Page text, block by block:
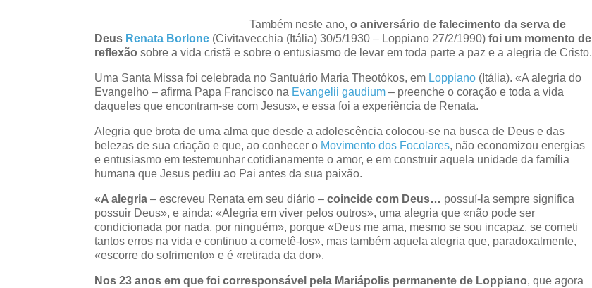
Também neste ano,o aniversário de falecimento da serva de
Deus Renata Borlone (Civitavecchia (Itália) 30/5/1930 – Loppiano 27/2/1990)foi um momento de
reflexão sobre a vida cristã e sobre o entusiasmo de levar em toda parte a paz e a alegria de Cristo.
Uma Santa Missa foi celebrada no Santuário Maria Theotókos, em Loppiano (Itália). «A alegria do
Evangelho – afirma Papa Francisco na Evangelii gaudium – preenche o coração e toda a vida
daqueles que encontram-se com Jesus», e essa foi a experiência de Renata.
Alegria que brota de uma alma que desde a adolescência colocou-se na busca de Deus e das
belezas de sua criação e que, ao conhecer o Movimento dos Focolares, não economizou energias
e entusiasmo em testemunhar cotidianamente o amor, e em construir aquela unidade da família
humana que Jesus pediu ao Pai antes da sua paixão.
«A alegria – escreveu Renata em seu diário –coincide com Deus… possuí-la sempre significa
possuir Deus», e ainda: «Alegria em viver pelos outros», uma alegria que «não pode ser
condicionada por nada, por ninguém», porque «Deus me ama, mesmo se sou incapaz, se cometi
tantos erros na vida e continuo a cometê-los», mas também aquela alegria que, paradoxalmente,
«escorre do sofrimento» e é «retirada da dor».
Nos 23 anos em que foi corresponsável pela Mariápolis permanente de Loppiano, que agora